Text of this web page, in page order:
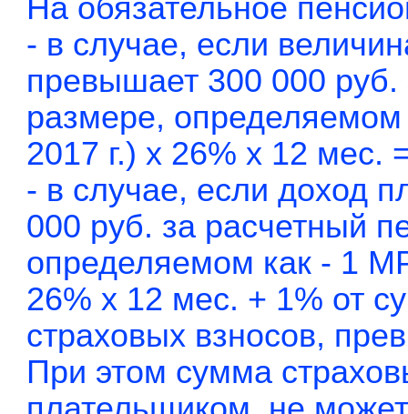
На обязательное
- в случае, если
превышает 300 000
размере,
2017 г.) x 26% x 12 мес.
- в случае, если доход
000 руб. за расчетный
определяемом как - 1
26% x 12 мес. + 1% от
страховых взносов,
При этом сумма